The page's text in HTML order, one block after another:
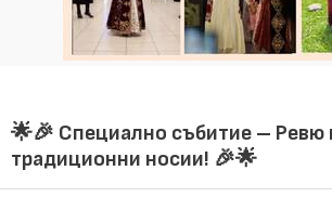
🌟🎉 Специално събитие – Ревю
традиционни носии! 🎉🌟